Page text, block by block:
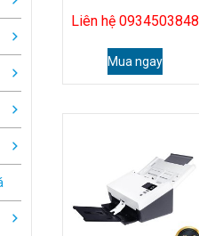
Liên hệ 0934503848
Mua ngay